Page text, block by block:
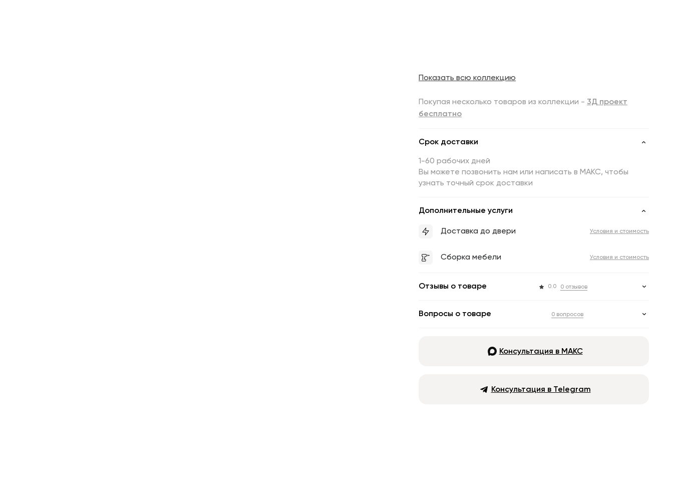
Показать всю коллекцию
Покупая несколько товаров из коллекции - 3Д проект
бесплатно
Срок доставки
1-60 рабочих дней
Вы можете позвонить нам или написать в МАКС, чтобы
узнать точный срок доставки
Дополнительные услуги
Доставка до двери Условия и стоимость
Сборка мебели Условия и стоимость
Отзывы о товаре 0.0 0 отзывов
Вопросы о товаре 0 вопросов
Консультация в МАКС
Консультация в Telegram